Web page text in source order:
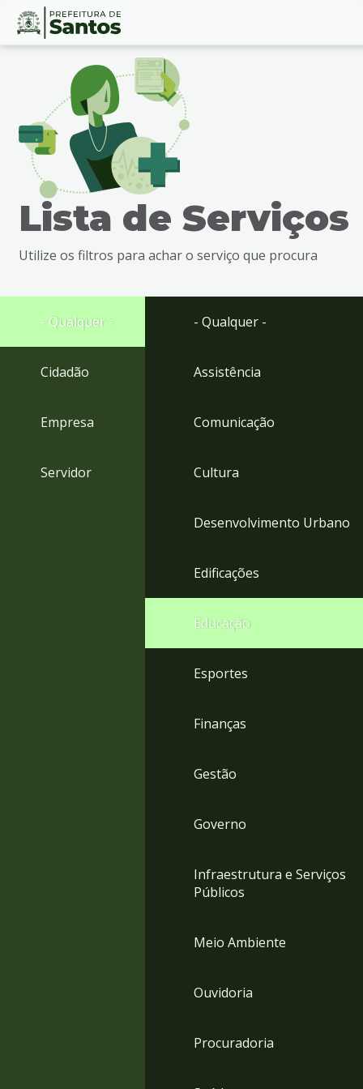
Ir
busca
Ir
rodapé
Conteúdo
Lista de Serviços
Utilize os filtros para achar o serviço que procura
- Qualquer -
Cidadão
Empresa
Servidor
- Qualquer -
Assistência
Comunicação
Cultura
Desenvolvimento Urbano
Edificações
Educação
Esportes
Finanças
Gestão
Governo
Infraestrutura e Serviços
Públicos
Meio Ambiente
Ouvidoria
Procuradoria